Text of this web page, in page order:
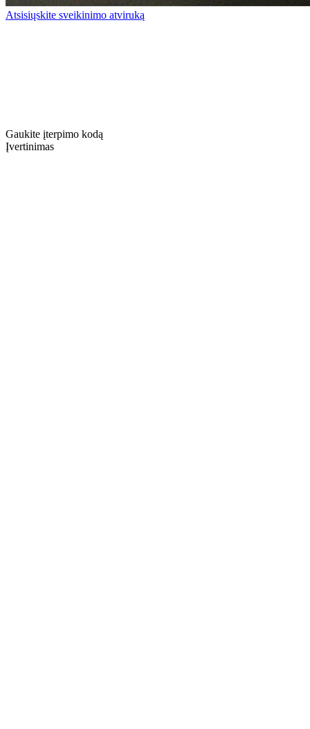
Atsisiųskite sveikinimo atviruką
Gaukite įterpimo kodą
Įvertinimas